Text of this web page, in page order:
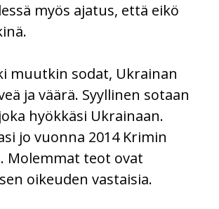
myös ajatus, että eikö
muutkin sodat, Ukrainan
ja väärä. Syyllinen sotaan
hyökkäsi Ukrainaan.
jo vuonna 2014 Krimin
Molemmat teot ovat
oikeuden vastaisia.